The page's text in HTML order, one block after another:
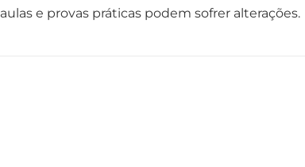
aulas e provas práticas podem sofrer alterações.